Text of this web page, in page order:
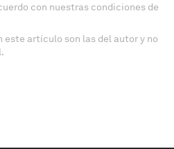
con nuestras condiciones de
este artículo son las del autor y no